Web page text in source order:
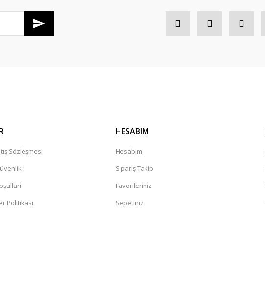
Sözleşmesi
Politikası
HESABIM
Hesabım
Sipariş Takip
Favorileriniz
Sepetiniz